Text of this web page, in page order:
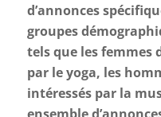
d’annonces
groupes
tels que les femmes
par le yoga, les
intéressés par la